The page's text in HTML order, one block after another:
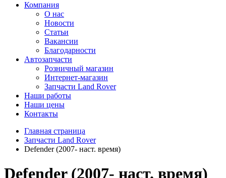
Компания
О нас
Новости
Статьи
Вакансии
Благодарности
Автозапчасти
Розничный магазин
Интернет-магазин
Запчасти Land Rover
Наши работы
Наши цены
Контакты
Главная страница
Запчасти Land Rover
Defender (2007- наст. время)
Defender (2007- наст. время)